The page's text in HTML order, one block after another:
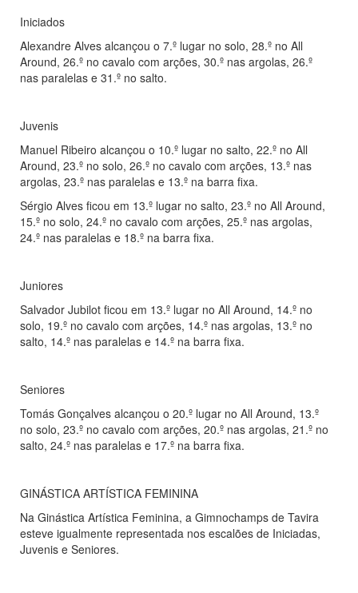
Iniciados
Alexandre Alves alcançou o 7.º lugar no solo, 28.º no All
Around, 26.º no cavalo com arções, 30.º nas argolas, 26.º
nas paralelas e 31.º no salto.
Juvenis
Manuel Ribeiro alcançou o 10.º lugar no salto, 22.º no All
Around, 23.º no solo, 26.º no cavalo com arções, 13.º nas
argolas, 23.º nas paralelas e 13.º na barra fixa.
Sérgio Alves ficou em 13.º lugar no salto, 23.º no All Around,
15.º no solo, 24.º no cavalo com arções, 25.º nas argolas,
24.º nas paralelas e 18.º na barra fixa.
Juniores
Salvador Jubilot ficou em 13.º lugar no All Around, 14.º no
solo, 19.º no cavalo com arções, 14.º nas argolas, 13.º no
salto, 14.º nas paralelas e 14.º na barra fixa.
Seniores
Tomás Gonçalves alcançou o 20.º lugar no All Around, 13.º
no solo, 23.º no cavalo com arções, 20.º nas argolas, 21.º no
salto, 24.º nas paralelas e 17.º na barra fixa.
GINÁSTICA ARTÍSTICA FEMININA
Na Ginástica Artística Feminina, a Gimnochamps de Tavira
esteve igualmente representada nos escalões de Iniciadas,
Juvenis e Seniores.